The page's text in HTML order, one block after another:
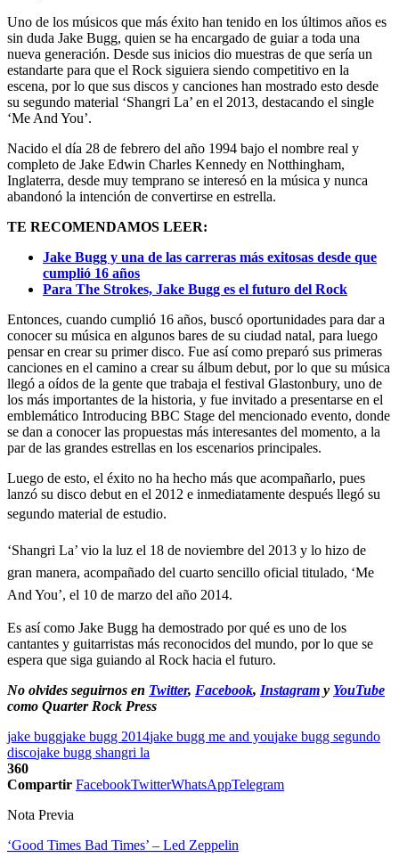
Uno de los músicos que más éxito han tenido en los últimos años es
sin duda Jake Bugg, quien se ha encargado de guiar a toda una
nueva generación. Desde sus inicios dio muestras de que sería un
estandarte para que el Rock siguiera siendo competitivo en la
escena, por lo que sus discos y canciones han mostrado esto desde
su segundo material ‘Shangri La’ en el 2013, destacando el single
‘Me And You’.
Nacido el día 28 de febrero del año 1994 bajo el nombre real y
completo de Jake Edwin Charles Kennedy en Notthingham,
Inglaterra, desde muy temprano se interesó en la música y nunca
abandonó la intención de convertirse en estrella.
TE RECOMENDAMOS LEER:
Jake Bugg y una de las carreras más exitosas desde que
cumplió 16 años
Para The Strokes, Jake Bugg es el futuro del Rock
Entonces, cuando cumplió 16 años, buscó oportunidades para dar a
conocer su música en algunos bares de su ciudad natal, para luego
pensar en crear su primer disco. Fue así como preparó sus primeras
canciones en el camino a crear su álbum debut, por lo que su música
llegó a oídos de la gente que trabaja el festival Glastonbury, uno de
los más importantes de la historia, y fue invitado a presentarse en el
emblemático Introducing BBC Stage del mencionado evento, donde
se dan a conocer las propuestas más interesantes del momento, a la
par de las grandes estrellas en los escenarios principales.
Luego de esto, el éxito no ha hecho más que acompañarlo, pues
lanzó su disco debut en el 2012 e inmediatamente después llegó su
segundo material de estudio.
‘Shangri La’ vio la luz el 18 de noviembre del 2013 y lo hizo de
gran manera, acompañado del cuarto sencillo oficial titulado, ‘Me
And You’, el 10 de marzo del año 2014.
Es así como Jake Bugg ha demostrado por qué es uno de los
cantantes y guitarristas más reconocidos del mundo, por lo que se
espera que siga guiando al Rock hacia el futuro.
No olvides seguirnos en Twitter, Facebook, Instagram y YouTube
como Quarter Rock Press
jake buggjake bugg 2014jake bugg me and youjake bugg segundo
discojake bugg shangri la
360
Compartir FacebookTwitterWhatsAppTelegram
Nota Previa
‘Good Times Bad Times’ – Led Zeppelin